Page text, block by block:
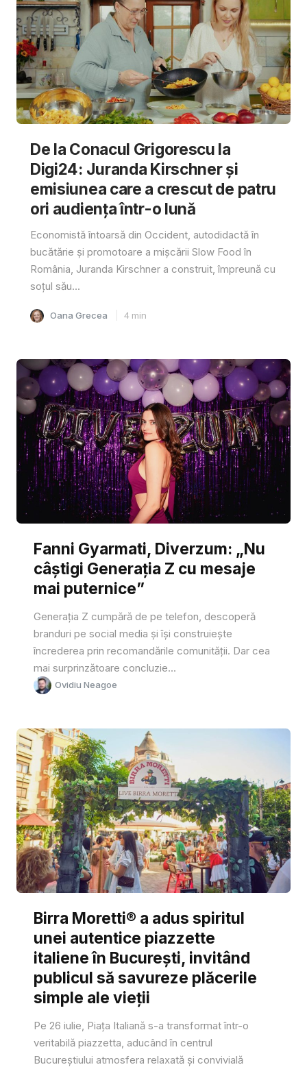
De la Conacul Grigorescu la
Digi24: Juranda Kirschner și
emisiunea care a crescut de patru
ori audiența într-o lună
Economistă întoarsă din Occident, autodidactă în
bucătărie și promotoare a mișcării Slow Food în
România, Juranda Kirschner a construit, împreună cu
soțul său...
Oana Grecea 4 min
Fanni Gyarmati, Diverzum: „Nu
câștigi Generația Z cu mesaje
mai puternice”
Generația Z cumpără de pe telefon, descoperă
branduri pe social media și își construiește
încrederea prin recomandările comunității. Dar cea
mai surprinzătoare concluzie...
Ovidiu Neagoe
Birra Moretti® a adus spiritul
unei autentice piazzette
italiene în București, invitând
publicul să savureze plăcerile
simple ale vieții
Pe 26 iulie, Piața Italiană s-a transformat într-o
veritabilă piazzetta, aducând în centrul
Bucureștiului atmosfera relaxată și convivială